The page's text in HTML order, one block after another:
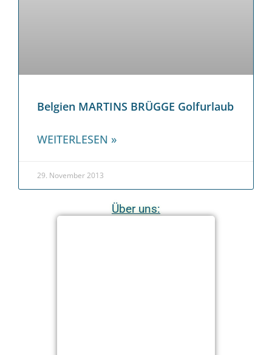
Belgien MARTINS BRÜGGE Golfurlaub
WEITERLESEN »
29. November 2013
Über uns: